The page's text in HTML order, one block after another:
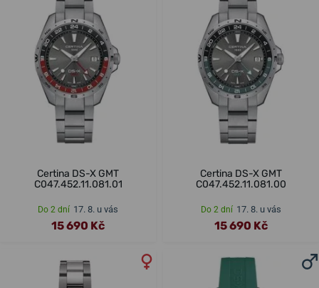
Certina DS-X GMT
C047.452.11.081.01
Do 2 dní 17. 8. u vás
15 690 Kč
Certina DS-X GMT
C047.452.11.081.00
Do 2 dní 17. 8. u vás
15 690 Kč